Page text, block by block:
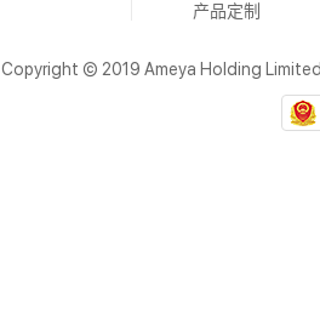
产品定制
Copyright © 2019 Ameya Holding